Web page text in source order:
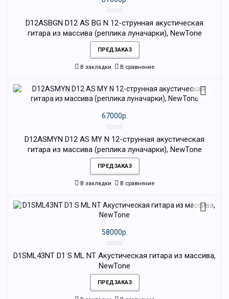
D12ASBGN D12 AS BG N 12-струнная акустическая
гитара из массива (реплика луначарки), NewTone
ПРЕДЗАКАЗ
В закладки В сравнение
67000р.
D12ASMYN D12 AS MY N 12-струнная акустическая
гитара из массива (реплика луначарки), NewTone
ПРЕДЗАКАЗ
В закладки В сравнение
58000р.
D1SML43NT D1 S ML NT Акустическая гитара из массива,
NewTone
ПРЕДЗАКАЗ